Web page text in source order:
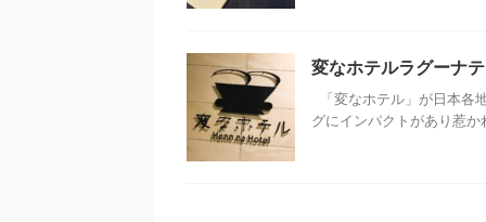
変なホテルラグーナ
「変なホテル」が日本各
グにインパクトがあり惹